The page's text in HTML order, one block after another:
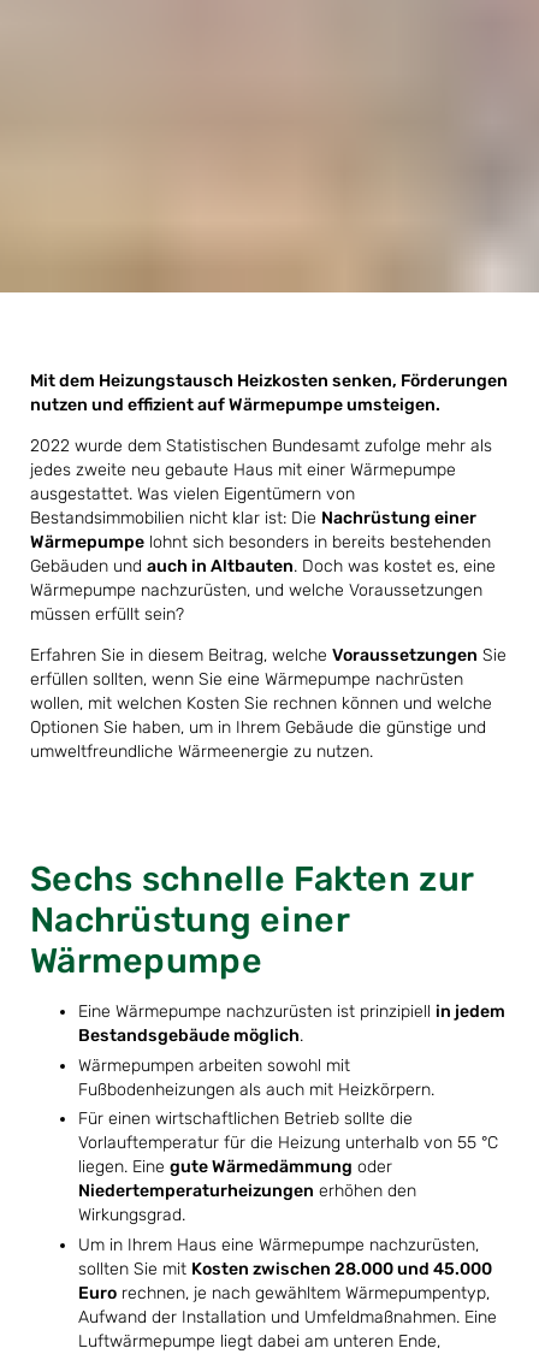
Mit dem Heizungstausch Heizkosten senken, Förderungen
nutzen und effizient auf Wärmepumpe umsteigen.
2022 wurde dem Statistischen Bundesamt zufolge mehr als
jedes zweite neu gebaute Haus mit einer Wärmepumpe
ausgestattet. Was vielen Eigentümern von
Bestandsimmobilien nicht klar ist: Die Nachrüstung einer
Wärmepumpe lohnt sich besonders in bereits bestehenden
Gebäuden und auch in Altbauten. Doch was kostet es, eine
Wärmepumpe nachzurüsten, und welche Voraussetzungen
müssen erfüllt sein?
Erfahren Sie in diesem Beitrag, welche Voraussetzungen Sie
erfüllen sollten, wenn Sie eine Wärmepumpe nachrüsten
wollen, mit welchen Kosten Sie rechnen können und welche
Optionen Sie haben, um in Ihrem Gebäude die günstige und
umweltfreundliche Wärmeenergie zu nutzen.
Sechs schnelle Fakten zur
Nachrüstung einer
Wärmepumpe
Eine Wärmepumpe nachzurüsten ist prinzipiell in jedem
Bestandsgebäude möglich.
Wärmepumpen arbeiten sowohl mit
Fußbodenheizungen als auch mit Heizkörpern.
Für einen wirtschaftlichen Betrieb sollte die
Vorlauftemperatur für die Heizung unterhalb von 55 °C
liegen. Eine gute Wärmedämmung oder
Niedertemperaturheizungen erhöhen den
Wirkungsgrad.
Um in Ihrem Haus eine Wärmepumpe nachzurüsten,
sollten Sie mit Kosten zwischen 28.000 und 45.000
Euro rechnen, je nach gewähltem Wärmepumpentyp,
Aufwand der Installation und Umfeldmaßnahmen. Eine
Luftwärmepumpe liegt dabei am unteren Ende,